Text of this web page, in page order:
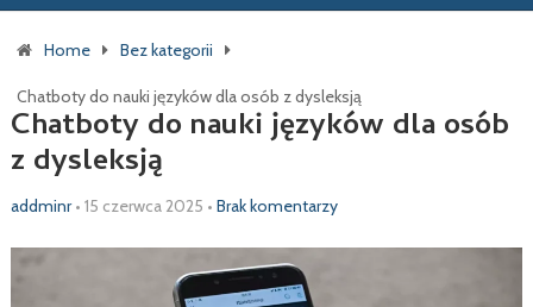
Home Bez kategorii
Chatboty do nauki języków dla osób z dysleksją
Chatboty do nauki języków dla osób
z dysleksją
addminr • 15 czerwca 2025 • Brak komentarzy